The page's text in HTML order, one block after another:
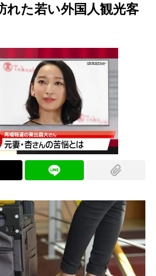
れた若い外国人観光客